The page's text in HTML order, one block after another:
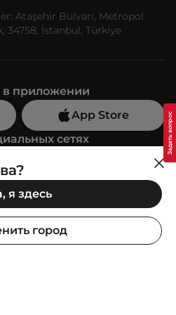
Ataşehir Bulvarı, Metropol
34758, İstanbul, Türkiye
в приложении
App Store
сетях
нам
350-55-33
до 19:00
бот
я здесь
город